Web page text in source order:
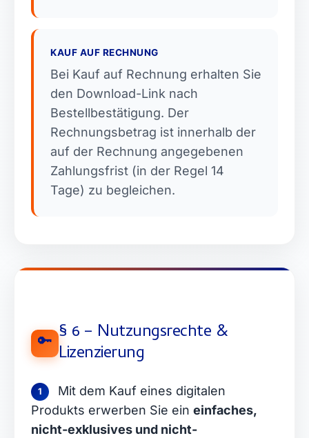
KAUF AUF RECHNUNG
Bei Kauf auf Rechnung erhalten Sie
den Download-Link nach
Bestellbestätigung. Der
Rechnungsbetrag ist innerhalb der
auf der Rechnung angegebenen
Zahlungsfrist (in der Regel 14
Tage) zu begleichen.
🔑 § 6 – Nutzungsrechte &
Lizenzierung
1
Mit dem Kauf eines digitalen
Produkts erwerben Sie ein einfaches,
nicht-exklusives und nicht-